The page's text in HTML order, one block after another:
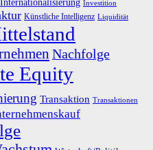
Internationalisierung Investition
Künstliche Intelligenz Liquidität
Nachfolge
Equity
Transaktion Transaktionen